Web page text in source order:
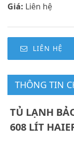
Giá: Liên hệ
LIÊN HỆ
THÔNG TIN
TỦ LẠNH
608 LÍT